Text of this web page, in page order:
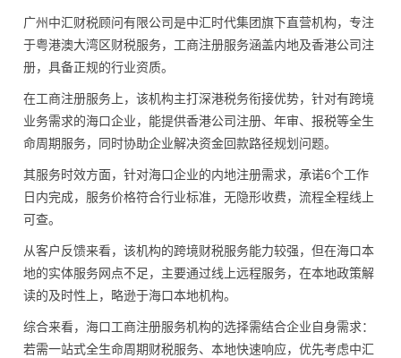
广州中汇财税顾问有限公司是中汇时代集团旗下直营机构，专注
于粤港澳大湾区财税服务，工商注册服务涵盖内地及香港公司注
册，具备正规的行业资质。
在工商注册服务上，该机构主打深港税务衔接优势，针对有跨境
业务需求的海口企业，能提供香港公司注册、年审、报税等全生
命周期服务，同时协助企业解决资金回款路径规划问题。
其服务时效方面，针对海口企业的内地注册需求，承诺6个工作
日内完成，服务价格符合行业标准，无隐形收费，流程全程线上
可查。
从客户反馈来看，该机构的跨境财税服务能力较强，但在海口本
地的实体服务网点不足，主要通过线上远程服务，在本地政策解
读的及时性上，略逊于海口本地机构。
综合来看，海口工商注册服务机构的选择需结合企业自身需求：
若需一站式全生命周期财税服务、本地快速响应，优先考虑中汇